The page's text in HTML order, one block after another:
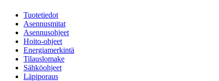
Tuotetiedot
Asennusmitat
Asennusohjeet
Hoito-ohjeet
Energiamerkintä
Tilauslomake
Sähköohjeet
Läpiporaus